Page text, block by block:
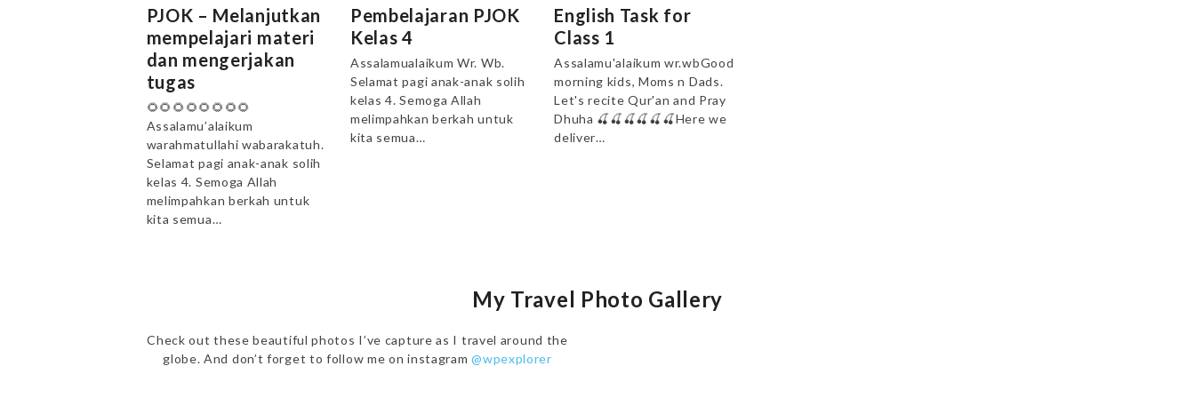
PJOK – Melanjutkan
mempelajari materi
dan mengerjakan
tugas
🌻🌻🌻🌻🌻🌻🌻🌻
Assalamu’alaikum
warahmatullahi wabarakatuh.
Selamat pagi anak-anak solih
kelas 4. Semoga Allah
melimpahkan berkah untuk
kita semua…
Pembelajaran PJOK
Kelas 4
Assalamualaikum Wr. Wb.
Selamat pagi anak-anak solih
kelas 4. Semoga Allah
melimpahkan berkah untuk
kita semua…
English Task for
Class 1
Assalamu'alaikum wr.wbGood
morning kids, Moms n Dads.
Let's recite Qur'an and Pray
Dhuha 🍒🍒🍒🍒🍒🍒Here we
deliver…
My Travel Photo Gallery
Check out these beautiful photos I’ve capture as I travel around the
globe. And don’t forget to follow me on instagram@wpexplorer